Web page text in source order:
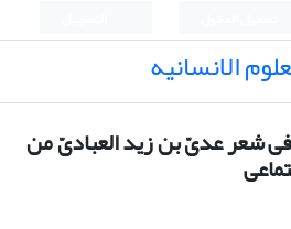
الانسانیه
فی شعر عدیّ بن زید العبادیّ من